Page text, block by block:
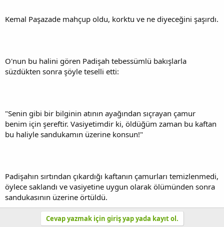
Kemal Paşazade mahçup oldu, korktu ve ne diyeceğini şaşırdı.
O'nun bu halini gören Padişah tebessümlü bakışlarla
süzdükten sonra şöyle teselli etti:
"Senin gibi bir bilginin atının ayağından sıçrayan çamur
benim için şereftir. Vasiyetimdir ki, öldüğüm zaman bu kaftan
bu haliyle sandukamın üzerine konsun!"
Padişahın sırtından çıkardığı kaftanın çamurları temizlenmedi,
öylece saklandı ve vasiyetine uygun olarak ölümünden sonra
sandukasının üzerine örtüldü.
Cevap yazmak için giriş yap yada kayıt ol.